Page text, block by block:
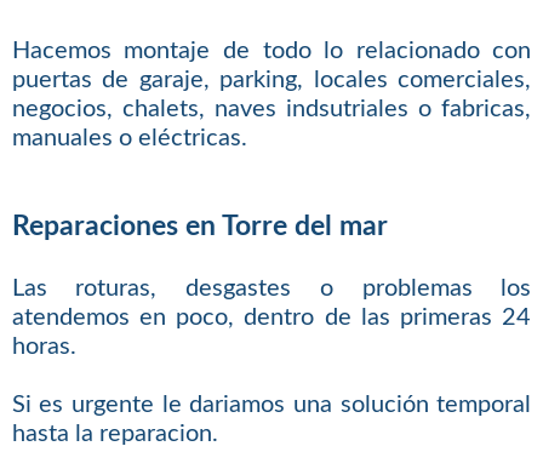
Hacemos montaje de todo lo relacionado con
puertas de garaje, parking, locales comerciales,
negocios, chalets, naves indsutriales o fabricas,
manuales o eléctricas.
Reparaciones en Torre del mar
Las roturas, desgastes o problemas los
atendemos en poco, dentro de las primeras 24
horas.
Si es urgente le dariamos una solución temporal
hasta la reparacion.